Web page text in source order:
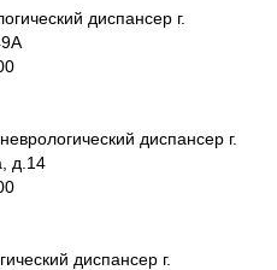
диспансер г.
диспансер г.
д.14
диспансер г.